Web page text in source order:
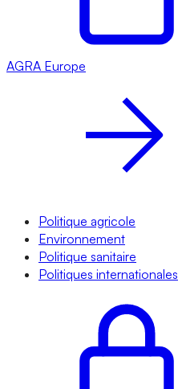
AGRA Europe
Politique agricole
Environnement
Politique sanitaire
Politiques internationales